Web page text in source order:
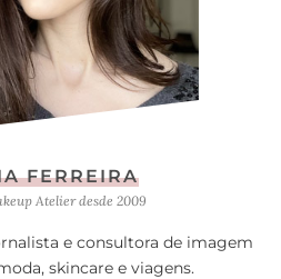
FERREIRA
Atelier desde 2009
e consultora de imagem
skincare e viagens.